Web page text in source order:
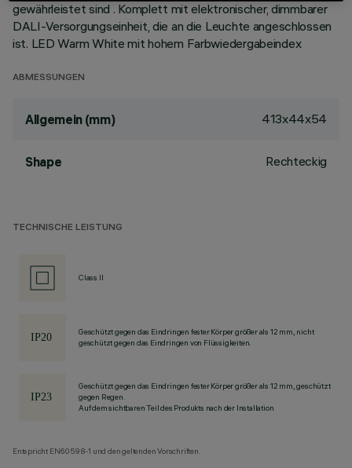
gewährleistet sind . Komplett mit elektronischer, dimmbarer
DALI-Versorgungseinheit, die an die Leuchte angeschlossen
ist. LED Warm White mit hohem Farbwiedergabeindex
ABMESSUNGEN
Allgemein (mm) 413x44x54
Shape Rechteckig
TECHNISCHE LEISTUNG
Class II
Geschützt gegen das Eindringen fester Körper größer als 12 mm, nicht
geschützt gegen das Eindringen von Flüssigkeiten.
Geschützt gegen das Eindringen fester Körper größer als 12 mm, geschützt
gegen Regen.
Auf dem sichtbaren Teil des Produkts nach der Installation
Entspricht EN60598-1 und den geltenden Vorschriften.